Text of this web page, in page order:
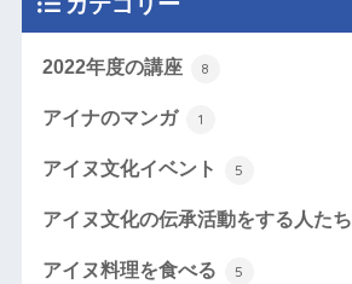
2022年度の講座 8
アイナのマンガ 1
アイヌ文化イベント 5
アイヌ文化の伝承活動をする人たち
アイヌ料理を食べる 5